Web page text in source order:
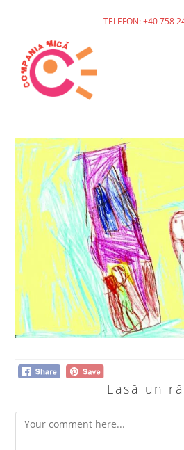
TELEFON: +40 758
Lasă un